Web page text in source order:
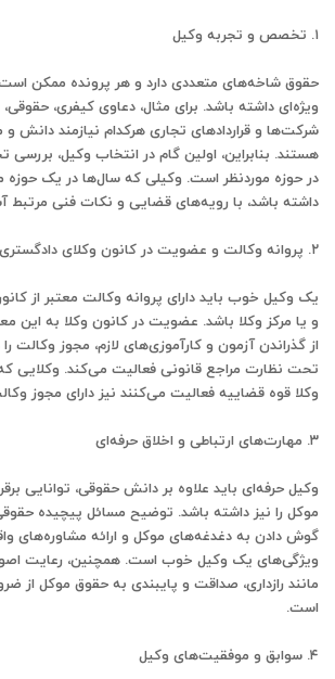
۱. تخصص و تجربه وکیل
حقوق شاخه‌های متعددی دارد و هر پرونده ممکن
ویژه‌ای داشته باشد. برای مثال، دعاوی کیفری، حقوقی،
شرکت‌ها و قراردادهای تجاری هرکدام نیازمند دانش
هستند. بنابراین، اولین گام در انتخاب وکیل،
در حوزه موردنظر است. وکیلی که سال‌ها در یک
داشته باشد، با رویه‌های قضایی و نکات فنی مرتبط
۲. پروانه وکالت و عضویت در کانون وکلای دادگستری و یا مرکز وکلا
یک وکیل خوب باید دارای پروانه وکالت معتبر از
و یا مرکز وکلا باشد. عضویت در کانون وکلا به
از گذراندن آزمون و کارآموزی‌های لازم، مجوز وکالت
تحت نظارت مراجع قانونی فعالیت می‌کند. وکلایی
وکلا قوه قضاییه فعالیت می‌کنند نیز دارای مجوز
۳. مهارت‌های ارتباطی و اخلاق حرفه‌ای
وکیل حرفه‌ای باید علاوه بر دانش حقوقی، توانایی
موکل را نیز داشته باشد. توضیح مسائل پیچیده
گوش دادن به دغدغه‌های موکل و ارائه مشاوره‌های
ویژگی‌های یک وکیل خوب است. همچنین، رعایت
مانند رازداری، صداقت و پایبندی به حقوق موکل از
است.
۴. سوابق و موفقیت‌های وکیل